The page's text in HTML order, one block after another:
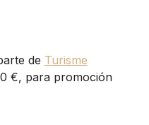
de Turisme
€, para promoción